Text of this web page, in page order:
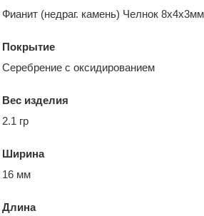
Фианит (недраг. камень) Челнок
Покрытие
Серебрение с оксидированием
Вес изделия
2.1 гр
Ширина
16 мм
Длина